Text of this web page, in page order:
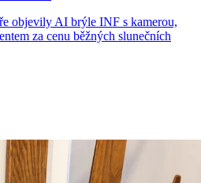
objevily AI brýle INF s kamerou,
za cenu běžných slunečních